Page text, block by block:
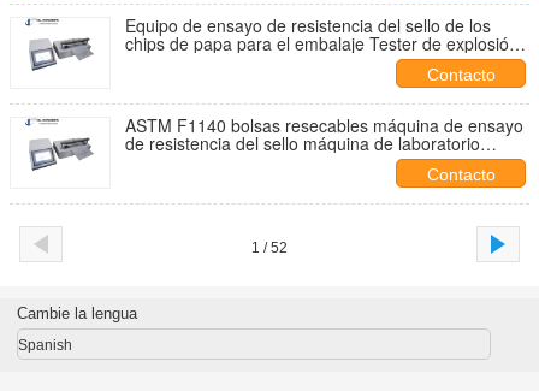
Equipo de ensayo de resistencia del sello de los
chips de papa para el embalaje Tester de explosión
de fugas para bolsas de sello de vacío Tester de
explosión de fugas de tubos de ensayo Contacto
ASTM F1140 bolsas resecables máquina de ensayo
de resistencia del sello máquina de laboratorio
flexible sellada sobre bolsas de embalaje de
Contacto
1 / 52
Cambie la lengua
Spanish